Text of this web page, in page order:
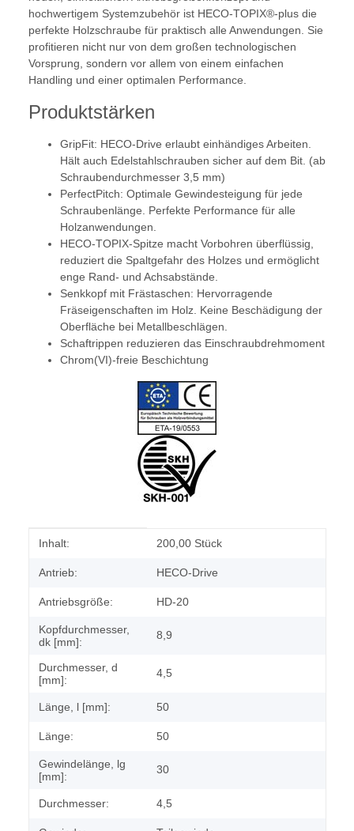
hochwertigem Systemzubehör ist HECO-TOPIX®-plus die
perfekte Holzschraube für praktisch alle Anwendungen. Sie
profitieren nicht nur von dem großen technologischen
Vorsprung, sondern vor allem von einem einfachen
Handling und einer optimalen Performance.
Produktstärken
GripFit: HECO-Drive erlaubt einhändiges Arbeiten.
Hält auch Edelstahlschrauben sicher auf dem Bit. (ab
Schraubendurchmesser 3,5 mm)
PerfectPitch: Optimale Gewindesteigung für jede
Schraubenlänge. Perfekte Performance für alle
Holzanwendungen.
HECO-TOPIX-Spitze macht Vorbohren überflüssig,
reduziert die Spaltgefahr des Holzes und ermöglicht
enge Rand- und Achsabstände.
Senkkopf mit Frästaschen: Hervorragende
Fräseigenschaften im Holz. Keine Beschädigung der
Oberfläche bei Metallbeschlägen.
Schaftrippen reduzieren das Einschraubdrehmoment
Chrom(VI)-freie Beschichtung
Produkteigenschaft
Wert
Inhalt: 200,00 Stück
Antrieb: HECO-Drive
Antriebsgröße: HD-20
Kopfdurchmesser,
dk [mm]:
8,9
Durchmesser, d
[mm]:
4,5
Länge, l [mm]: 50
Länge: 50
Gewindelänge, lg
[mm]:
30
Durchmesser: 4,5